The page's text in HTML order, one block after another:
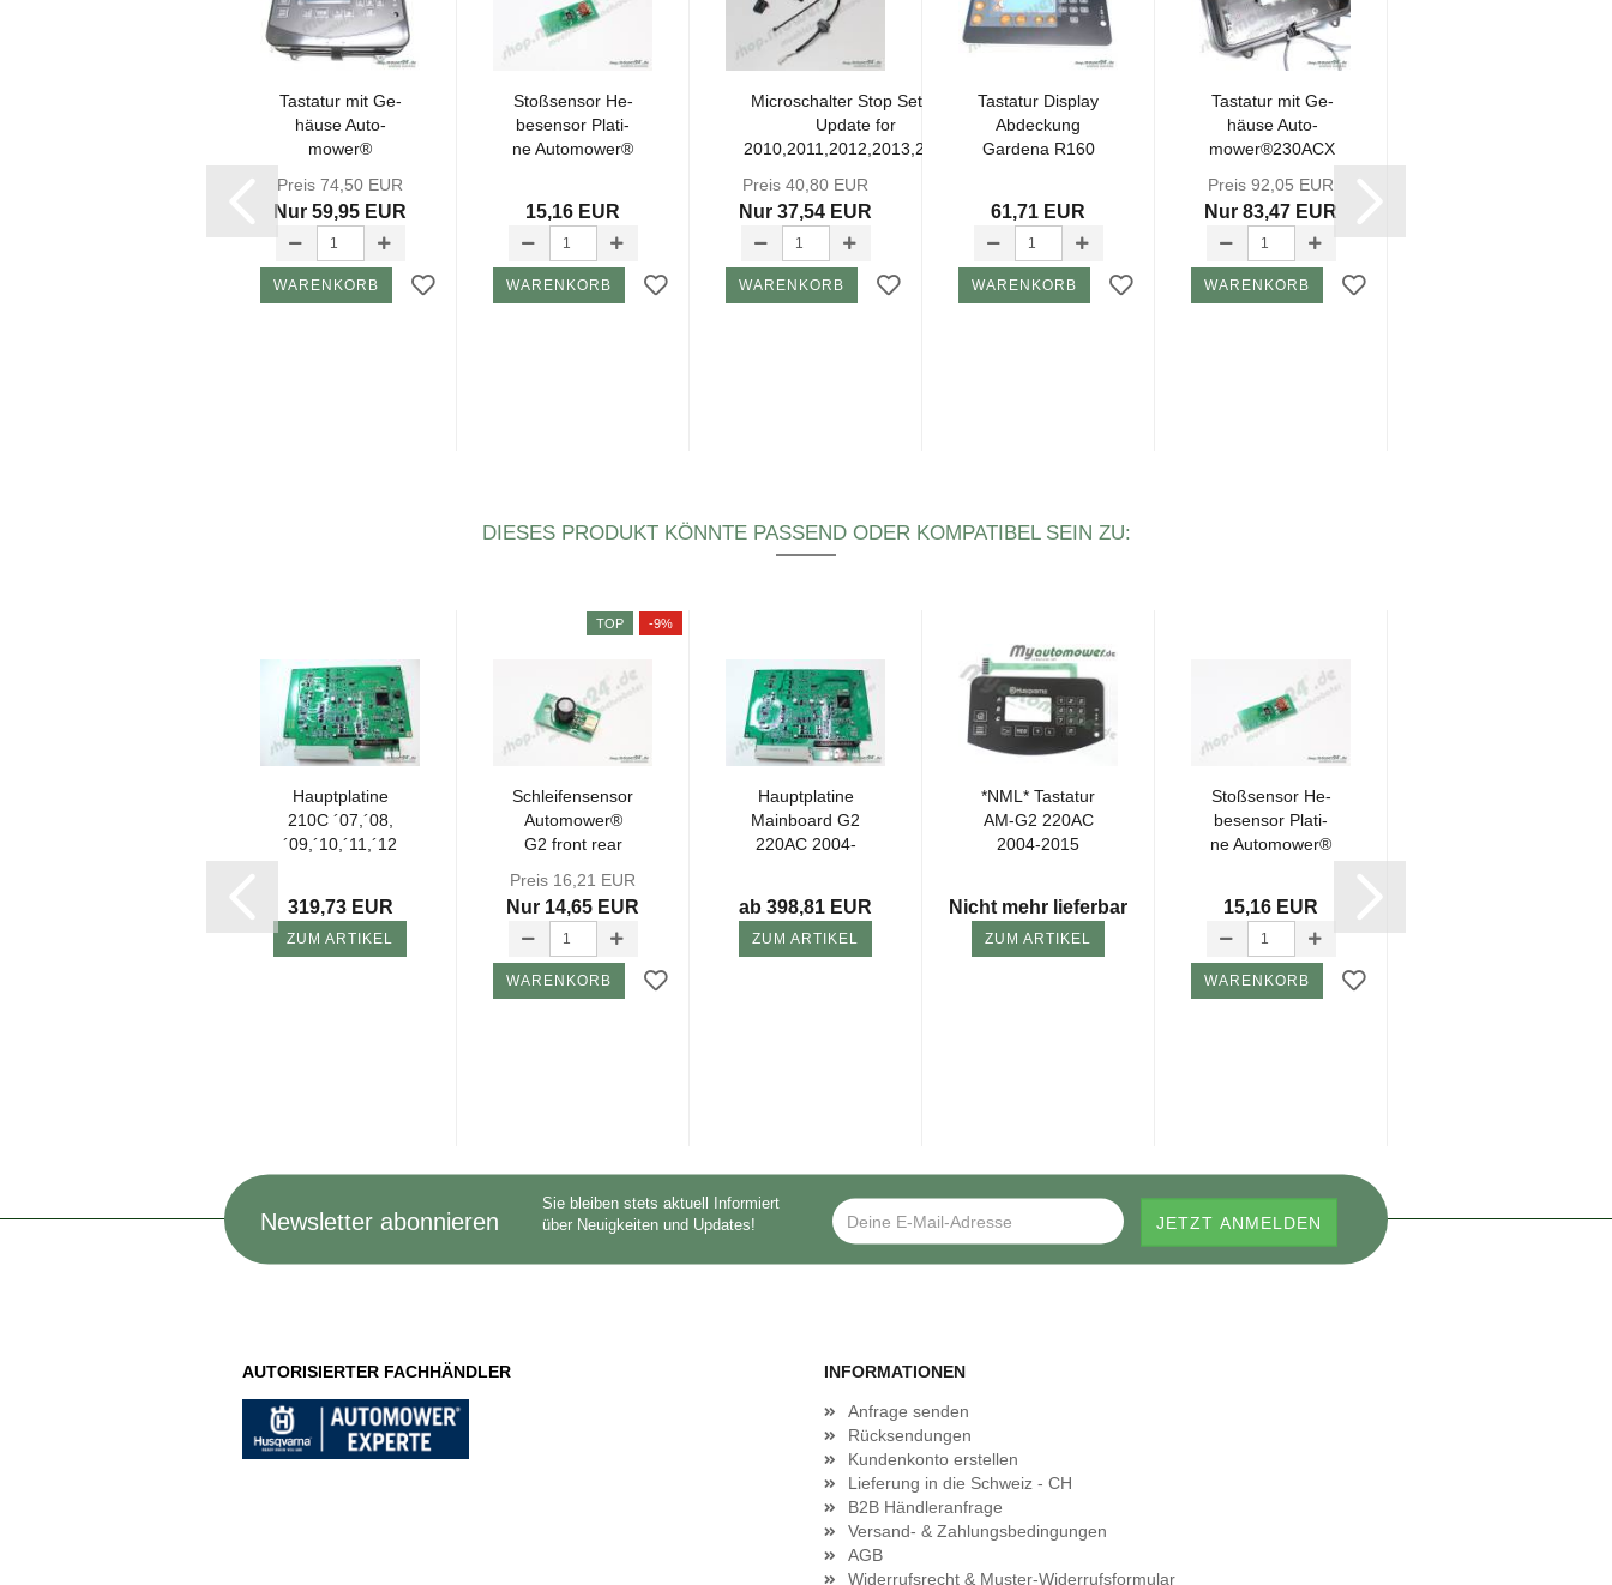
Tas­ta­tur mit Ge­
häu­se Au­to­
mower®
2004-​2009...
Preis 74,50 EUR
Nur 59,95 EUR
WARENKORB
Stoß­sen­sor He­
be­sen­sor Pla­ti­
ne Au­to­mower®
15,16 EUR
WARENKORB
Mi­cro­schal­ter Stop Set NEU
Up­date for
2010,2011,2012,2013,2014...
Preis 40,80 EUR
Nur 37,54 EUR
WARENKORB
Tas­ta­tur Dis­play
Ab­de­ckung
Gar­de­na R160
61,71 EUR
WARENKORB
Tas­ta­tur mit Ge­
häu­se Au­to­
mower®230ACX
Preis 92,05 EUR
Nur 83,47 EUR
WARENKORB
DIESES PRODUKT KÖNNTE PASSEND ODER KOMPATIBEL SEIN ZU:
Haupt­pla­ti­ne
210C ´07,´08,
´09,´10,´11,´12
319,73 EUR
ZUM ARTIKEL
TOP -9%
Schlei­fen­sen­sor
Au­to­mower®
G2 front rear
Preis 16,21 EUR
Nur 14,65 EUR
WARENKORB
Haupt­pla­ti­ne
Main­board G2
220AC 2004-​
ab 398,81 EUR
ZUM ARTIKEL
*NML* Tas­ta­tur
AM-G2 220AC
2004-​2015
Nicht mehr lieferbar
ZUM ARTIKEL
Stoß­sen­sor He­
be­sen­sor Pla­ti­
ne Au­to­mower®
15,16 EUR
WARENKORB
Newsletter abonnieren
Sie bleiben stets aktuell Informiert
über Neuigkeiten und Updates!
AUTORISIERTER FACHHÄNDLER INFORMATIONEN
Anfrage senden
Rücksendungen
Kundenkonto erstellen
Lieferung in die Schweiz - CH
B2B Händleranfrage
Versand- & Zahlungsbedingungen
AGB
Widerrufsrecht & Muster-Widerrufsformular